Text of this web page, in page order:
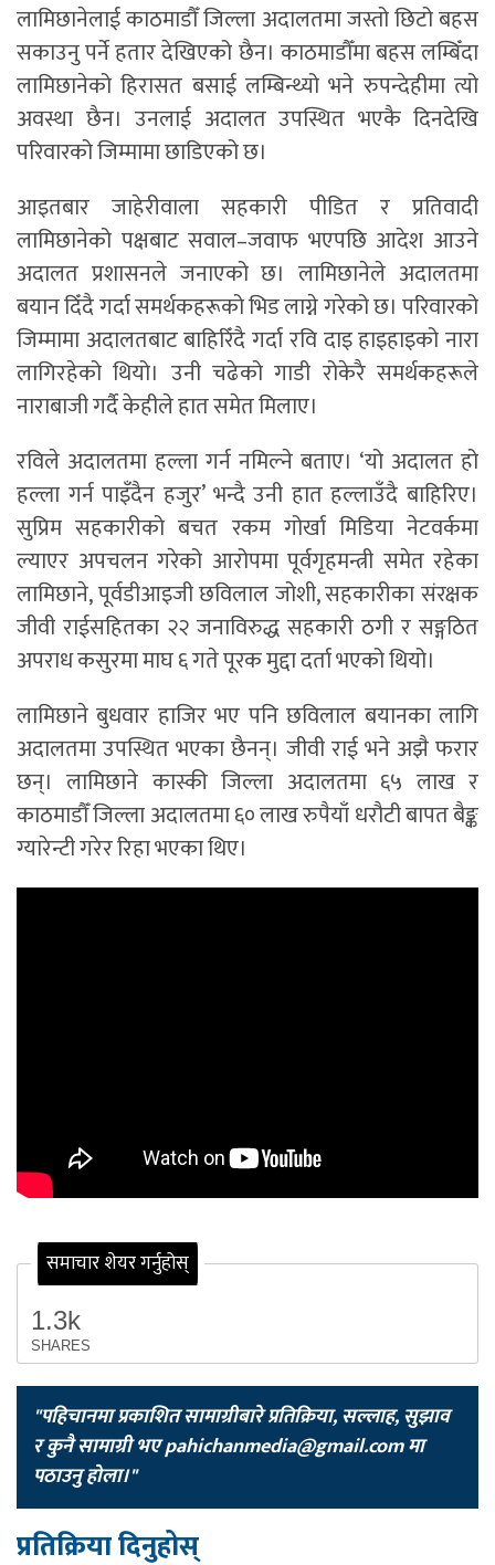
लामिछानेलाई काठमाडौँ जिल्ला अदालतमा जस्तो छिटो बहस
सकाउनु पर्ने हतार देखिएको छैन। काठमाडौँमा बहस लम्बिँदा
लामिछानेको हिरासत बसाई लम्बिन्थ्यो भने रुपन्देहीमा त्यो
अवस्था छैन। उनलाई अदालत उपस्थित भएकै दिनदेखि
परिवारको जिम्मामा छाडिएको छ।
आइतबार जाहेरीवाला सहकारी पीडित र प्रतिवादी
लामिछानेको पक्षबाट सवाल–जवाफ भएपछि आदेश आउने
अदालत प्रशासनले जनाएको छ। लामिछानेले अदालतमा
बयान दिँदै गर्दा समर्थकहरूको भिड लाग्ने गरेको छ। परिवारको
जिम्मामा अदालतबाट बाहिरिँदै गर्दा रवि दाइ हाइहाइको नारा
लागिरहेको थियो। उनी चढेको गाडी रोकेरै समर्थकहरूले
नाराबाजी गर्दै केहीले हात समेत मिलाए।
रविले अदालतमा हल्ला गर्न नमिल्ने बताए। ‘यो अदालत हो
हल्ला गर्न पाइँदैन हजुर’ भन्दै उनी हात हल्लाउँदै बाहिरिए।
सुप्रिम सहकारीको बचत रकम गोर्खा मिडिया नेटवर्कमा
ल्याएर अपचलन गरेको आरोपमा पूर्वगृहमन्त्री समेत रहेका
लामिछाने, पूर्वडीआइजी छविलाल जोशी, सहकारीका संरक्षक
जीवी राईसहितका २२ जनाविरुद्ध सहकारी ठगी र सङ्गठित
अपराध कसुरमा माघ ६ गते पूरक मुद्दा दर्ता भएको थियो।
लामिछाने बुधवार हाजिर भए पनि छविलाल बयानका लागि
अदालतमा उपस्थित भएका छैनन्। जीवी राई भने अझै फरार
छन्। लामिछाने कास्की जिल्ला अदालतमा ६५ लाख र
काठमाडौँ जिल्ला अदालतमा ६० लाख रुपैयाँ धरौटी बापत बैङ्क
ग्यारेन्टी गरेर रिहा भएका थिए।
समाचार शेयर गर्नुहोस्
1.3k
SHARES
"पहिचानमा प्रकाशित सामाग्रीबारे प्रतिक्रिया, सल्लाह, सुझाव
र कुनै सामाग्री भएpahichanmedia@gmail.comमा
पठाउनु होला।"
प्रतिक्रिया दिनुहोस्